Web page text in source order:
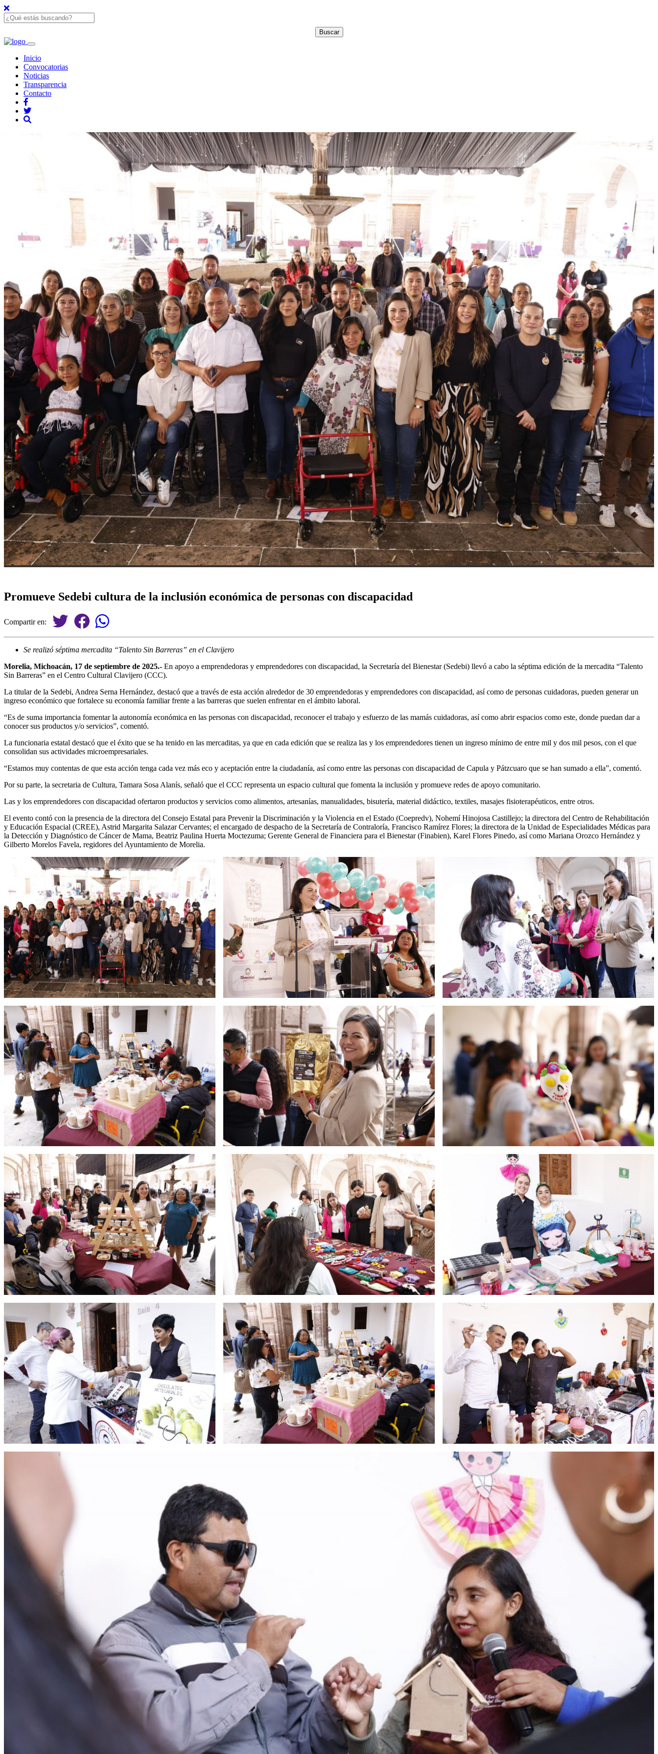
Inicio
Convocatorias
Noticias
Transparencia
Contacto
Promueve Sedebi cultura de la inclusión económica de personas con discapacidad
Compartir en:
Se realizó séptima mercadita “Talento Sin Barreras” en el Clavijero
Morelia, Michoacán, 17 de septiembre de 2025.- En apoyo a emprendedoras y emprendedores con discapacidad, la Secretaría del Bienestar (Sedebi) llevó a cabo la séptima edición de la mercadita “Talento
Sin Barreras” en el Centro Cultural Clavijero (CCC).
La titular de la Sedebi, Andrea Serna Hernández, destacó que a través de esta acción alrededor de 30 emprendedoras y emprendedores con discapacidad, así como de personas cuidadoras, pueden generar un
ingreso económico que fortalece su economía familiar frente a las barreras que suelen enfrentar en el ámbito laboral.
“Es de suma importancia fomentar la autonomía económica en las personas con discapacidad, reconocer el trabajo y esfuerzo de las mamás cuidadoras, así como abrir espacios como este, donde puedan dar a
conocer sus productos y/o servicios”, comentó.
La funcionaria estatal destacó que el éxito que se ha tenido en las mercaditas, ya que en cada edición que se realiza las y los emprendedores tienen un ingreso mínimo de entre mil y dos mil pesos, con el que
consolidan sus actividades microempresariales.
“Estamos muy contentas de que esta acción tenga cada vez más eco y aceptación entre la ciudadanía, así como entre las personas con discapacidad de Capula y Pátzcuaro que se han sumado a ella”, comentó.
Por su parte, la secretaria de Cultura, Tamara Sosa Alanís, señaló que el CCC representa un espacio cultural que fomenta la inclusión y promueve redes de apoyo comunitario.
Las y los emprendedores con discapacidad ofertaron productos y servicios como alimentos, artesanías, manualidades, bisutería, material didáctico, textiles, masajes fisioterapéuticos, entre otros.
El evento contó con la presencia de la directora del Consejo Estatal para Prevenir la Discriminación y la Violencia en el Estado (Coepredv), Nohemí Hinojosa Castillejo; la directora del Centro de Rehabilitación
y Educación Espacial (CREE), Astrid Margarita Salazar Cervantes; el encargado de despacho de la Secretaría de Contraloría, Francisco Ramírez Flores; la directora de la Unidad de Especialidades Médicas para
la Detección y Diagnóstico de Cáncer de Mama, Beatriz Paulina Huerta Moctezuma; Gerente General de Financiera para el Bienestar (Finabien), Karel Flores Pinedo, así como Mariana Orozco Hernández y
Gilberto Morelos Favela, regidores del Ayuntamiento de Morelia.